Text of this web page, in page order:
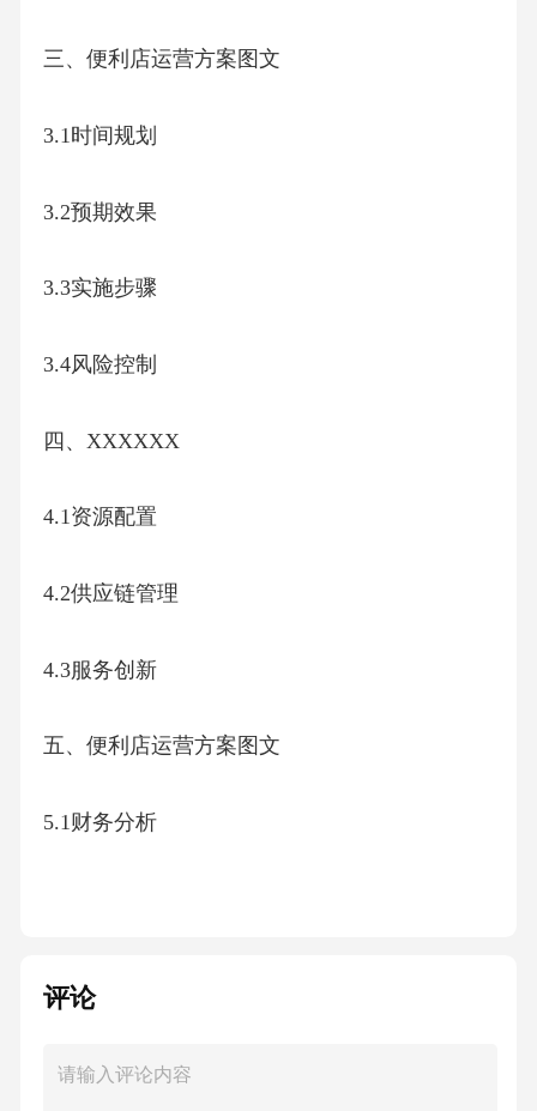
三、便利店运营方案图文
3.1时间规划
3.2预期效果
3.3实施步骤
3.4风险控制
四、XXXXXX
4.1资源配置
4.2供应链管理
4.3服务创新
五、便利店运营方案图文
5.1财务分析
评论